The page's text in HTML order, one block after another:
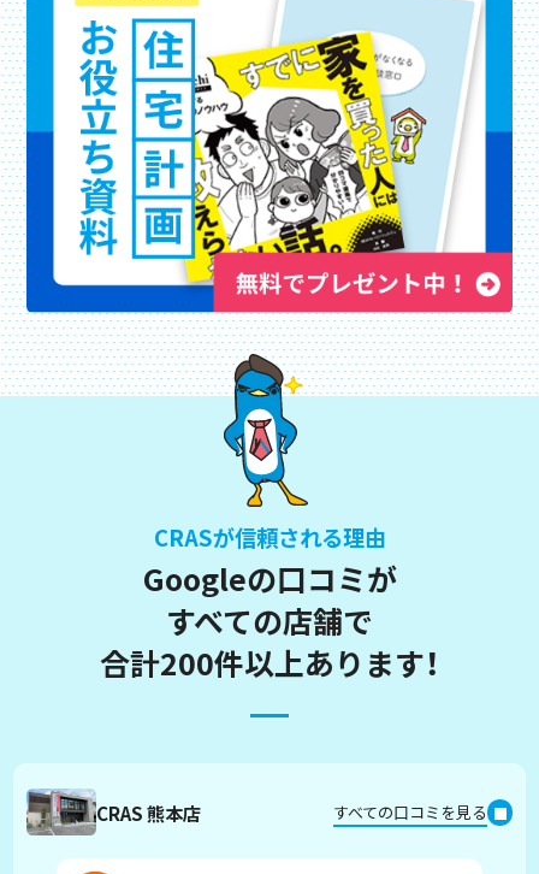
CRASが信頼される理由
Googleの口コミが
すべての店舗で
合計200件以上あります！
CRAS 熊本店 すべての口コミを見る